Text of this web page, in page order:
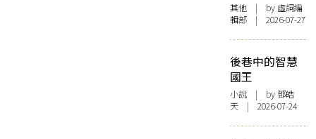
其他 | by 虛詞編
輯部 | 2026-07-27
後巷中的智慧
國王
小說 | by 鄧皓
天 | 2026-07-24